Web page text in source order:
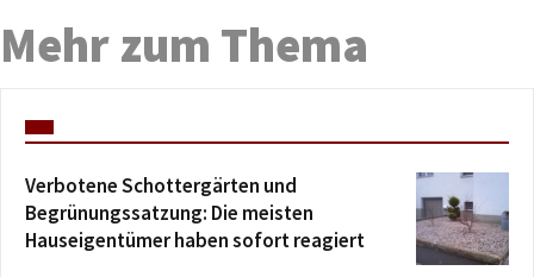
Mehr zum Thema
Verbotene Schottergärten und
Begrünungssatzung: Die meisten
Hauseigentümer haben sofort reagiert